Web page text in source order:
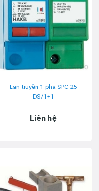
Lan truyền 1 pha SPC 25
DS/1+1
Liên hệ